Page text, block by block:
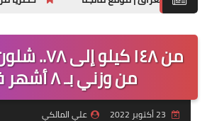
اخبار
اخبار
اخبار
من ١٤٨
من وزني بـ ٨ أشهر فقط
علي المالكي